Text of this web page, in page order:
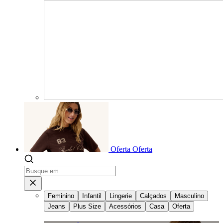
Oferta Oferta
Feminino Infantil Lingerie Calçados
Masculino
Jeans
Plus Size Acessórios Casa Oferta